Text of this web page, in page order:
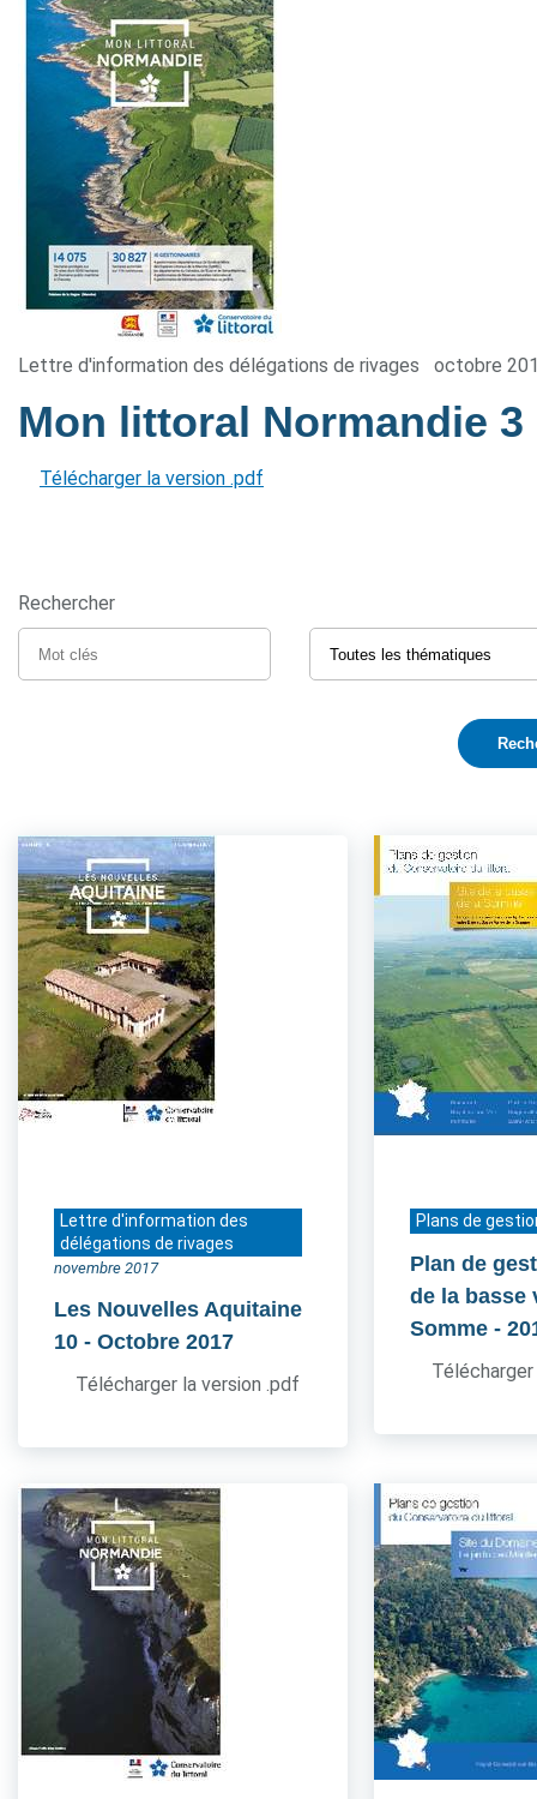
Lettre d'information des délégations de rivages octobre
Mon littoral Normandie 3
Télécharger la version .pdf
Rechercher
Lettre d'information des
délégations de rivages
novembre 2017
Les Nouvelles Aquitaine
10 - Octobre 2017
Télécharger la version .pdf
Plans de
Plan de
de la basse
Somme -